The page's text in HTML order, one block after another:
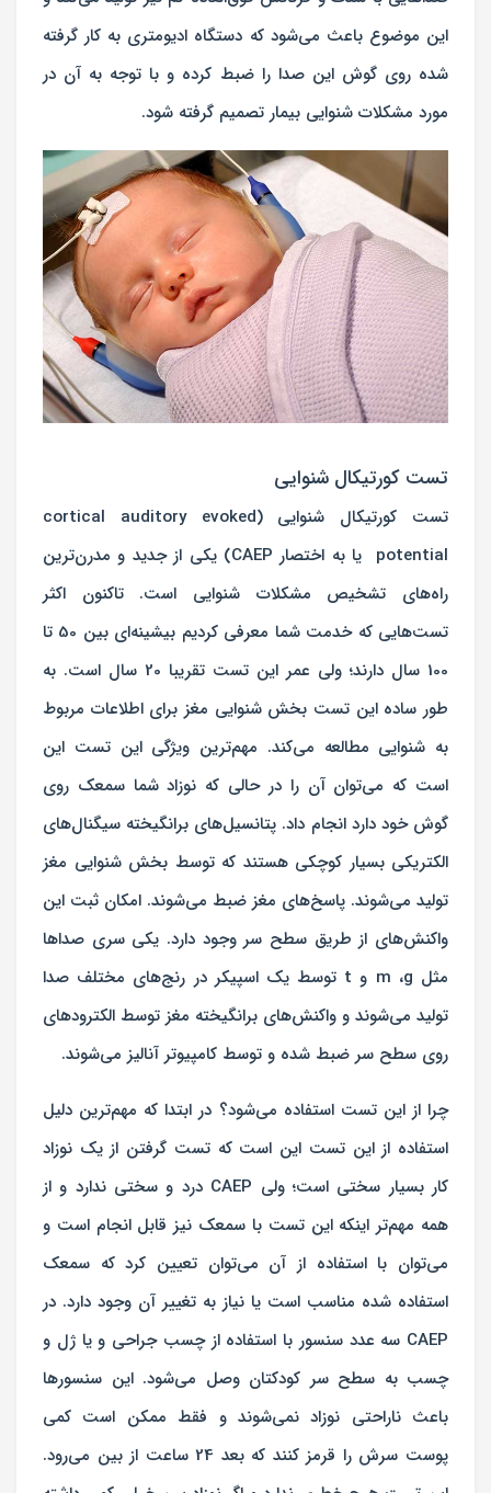
این موضوع باعث می‌شود که دستگاه ادیومتری به کار گرفته
شده روی گوش این صدا را ضبط کرده و با توجه به آن در
مورد مشکلات شنوایی بیمار تصمیم گرفته شود.
تست کورتیکال شنوایی
تست کورتیکال شنوایی (cortical auditory evoked
potential یا به اختصار CAEP) یکی از جدید و مدرن‌ترین
راه‌های تشخیص مشکلات شنوایی است. تاکنون اکثر
تست‌هایی که خدمت شما معرفی کردیم بیشینه‌ای بین 50 تا
100 سال دارند؛ ولی عمر این تست تقریبا 20 سال است. به
طور ساده این تست بخش شنوایی مغز برای اطلاعات مربوط
به شنوایی مطالعه می‌کند. مهم‌ترین ویژگی این تست این
است که می‌توان آن را در حالی که نوزاد شما سمعک روی
گوش خود دارد انجام داد. پتانسیل‌های برانگیخته سیگنال‌های
الکتریکی بسیار کوچکی هستند که توسط بخش شنوایی مغز
تولید می‌شوند. پاسخ‌های مغز ضبط می‌شوند. امکان ثبت این
واکنش‌های از طریق سطح سر وجود دارد. یکی سری صداها
مثل m ،g و t توسط یک اسپیکر در رنج‌های مختلف صدا
تولید می‌شوند و واکنش‌های برانگیخته مغز توسط الکترودهای
روی سطح سر ضبط شده و توسط کامپیوتر آنالیز می‌شوند.
چرا از این تست استفاده می‌شود؟ در ابتدا که مهم‌ترین دلیل
استفاده از این تست این است که تست گرفتن از یک نوزاد
کار بسیار سختی است؛ ولی CAEP درد و سختی ندارد و از
همه مهم‌تر اینکه این تست با سمعک نیز قابل انجام است و
می‌توان با استفاده از آن می‌توان تعیین کرد که سمعک
استفاده شده مناسب است یا نیاز به تغییر آن وجود دارد. در
CAEP سه عدد سنسور با استفاده از چسب جراحی و یا ژل و
چسب به سطح سر کودکتان وصل می‌شود. این سنسورها
باعث ناراحتی نوزاد نمی‌شوند و فقط ممکن است کمی
پوست سرش را قرمز کنند که بعد 24 ساعت از بین می‌رود.